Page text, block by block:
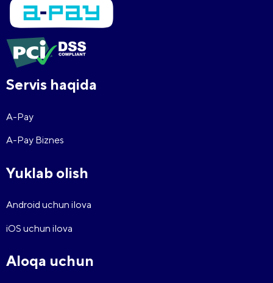
Servis haqida
A-Pay
A-Pay Biznes
Yuklab olish
Android uchun ilova
iOS uchun ilova
Aloqa uchun